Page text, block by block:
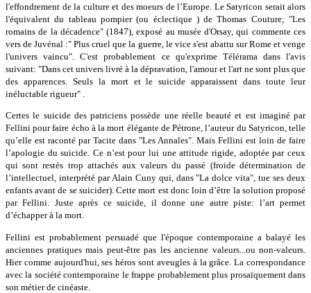
l'effondrement de la culture et des moeurs de l’Europe. Le Satyricon serait alors
l'équivalent du tableau pompier (ou éclectique ) de Thomas Couture; "Les
romains de la décadence" (1847), exposé au musée d'Orsay, qui commente ces
vers de Juvénal :" Plus cruel que la guerre, le vice s'est abattu sur Rome et venge
l'univers vaincu". C'est probablement ce qu'exprime Télérama dans l'avis
suivant: "Dans cet univers livré à la dépravation, l'amour et l'art ne sont plus que
des apparences. Seuls la mort et le suicide apparaissent dans toute leur
inéluctable rigueur" .
Certes le suicide des patriciens possède une réelle beauté et est imaginé par
Fellini pour faire écho à la mort élégante de Pétrone, l’auteur du Satyricon, telle
qu’elle est raconté par Tacite dans "Les Annales". Mais Fellini est loin de faire
l’apologie du suicide. Ce n’est pour lui une attitude rigide, adoptée par ceux
qui sont restés trop attachés aux valeurs du passé (froide détermination de
l’intellectuel, interprété par Alain Cuny qui, dans "La dolce vita", tue ses deux
enfants avant de se suicider). Cette mort est donc loin d’être la solution proposé
par Fellini. Juste après ce suicide, il donne une autre piste: l’art permet
d’échapper à la mort.
Fellini est probablement persuadé que l'époque contemporaine a balayé les
anciennes pratiques mais peut-être pas les ancienne valeurs...ou non-valeurs.
Hier comme aujourd'hui, ses héros sont aveugles à la grâce. La correspondance
avec la société contemporaine le frappe probablement plus prosaïquement dans
son métier de cinéaste.